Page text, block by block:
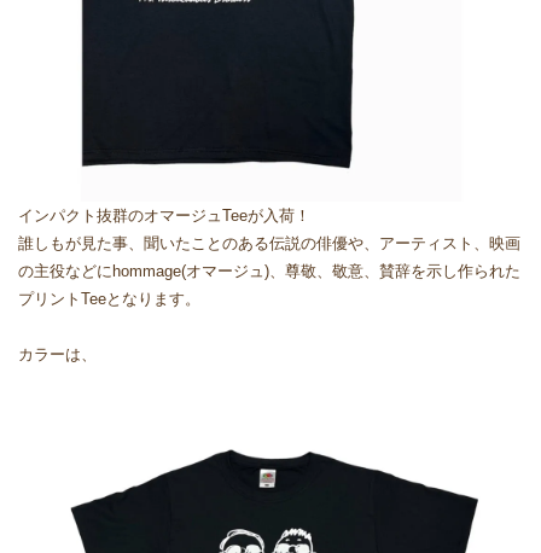
インパクト抜群のオマージュTeeが入荷！
誰しもが見た事、聞いたことのある伝説の俳優や、アーティスト、映画
の主役などにhommage(オマージュ)、尊敬、敬意、賛辞を示し作られた
プリントTeeとなります。
カラーは、